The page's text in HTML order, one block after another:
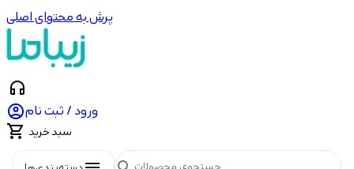
پرش به محتوای اصلی
headphones
ورود / ثبت نام
 سبد خرید